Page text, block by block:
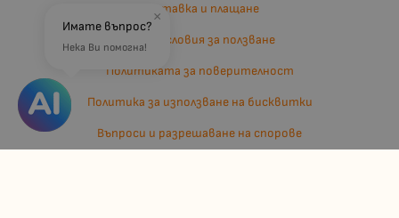
Доставка и плащане
Общи условия за ползване
Политиката за поверителност
Политика за използване на бисквитки
Въпроси и разрешаване на спорове
×
Имате въпрос?
Нека Ви помогна!